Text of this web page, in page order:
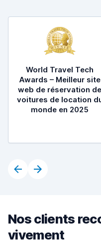
World Travel Tech
Awards – Meilleur site
web de réservation de
voitures de location
monde en 2025
Nos clients
vivement